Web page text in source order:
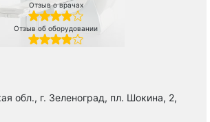
Отзыв о врачах
Отзыв об оборудовании
обл., г. Зеленоград, пл. Шокина, 2,